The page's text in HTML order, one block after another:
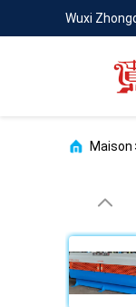
Wuxi
Maison